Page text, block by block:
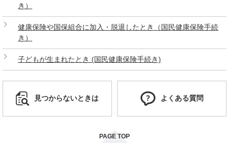
き）
健康保険や国保組合に加入・脱退したとき（国民健康保険手続
き）
子どもが生まれたとき (国民健康保険手続き)
見つからないときは よくある質問
PAGE TOP